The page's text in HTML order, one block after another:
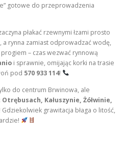
gotowe do przeprowadzenia
płakać rzewnymi łzami prosto
rynna zamiast odprowadzać wodę,
– czas wezwać rynnową
i sprawnie, omijając korki na trasie
pod 570 933 114!
do centrum Brwinowa, ale
Otrębusach, Kałuszynie, Żółwinie,
Gdziekolwiek grawitacja błaga o litość,